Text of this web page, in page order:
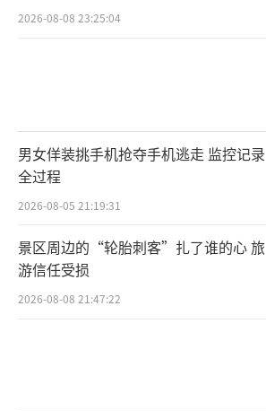
2026-08-08 23:25:04
男女佯装挑手机抢夺手机逃走 监控记录
全过程
2026-08-05 21:19:31
景区周边的“轮胎刺客”扎了谁的心 旅
游信任受损
2026-08-08 21:47:22